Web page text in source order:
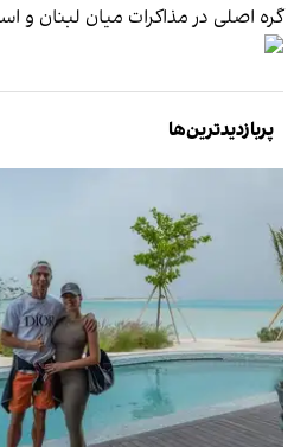
گره اصلی در مذاکرات میان لبنان و
پربازدیدترین‌ها